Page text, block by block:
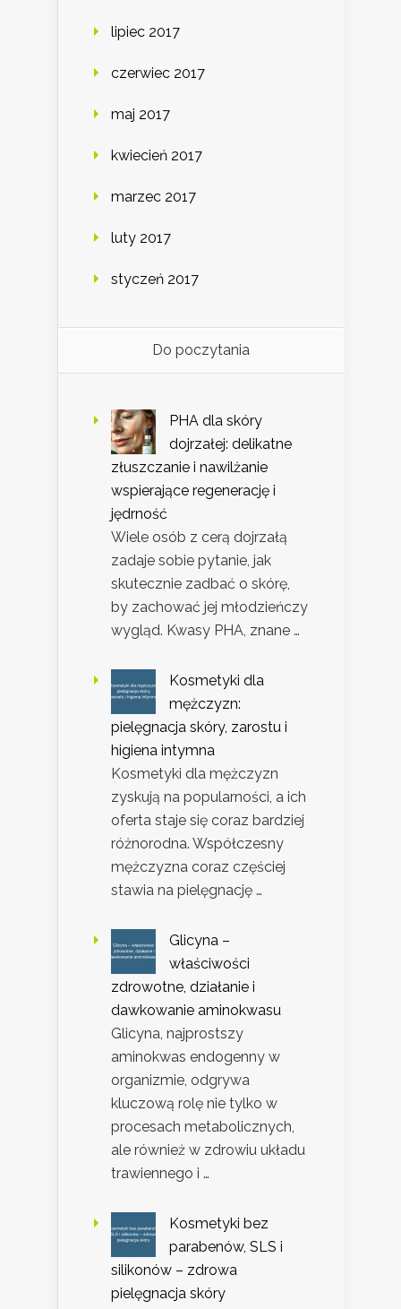
lipiec 2017
czerwiec 2017
maj 2017
kwiecień 2017
marzec 2017
luty 2017
styczeń 2017
Do poczytania
PHA dla skóry
dojrzałej: delikatne
złuszczanie i nawilżanie
wspierające regenerację i
jędrność
Wiele osób z cerą dojrzałą
zadaje sobie pytanie, jak
skutecznie zadbać o skórę,
by zachować jej młodzieńczy
wygląd. Kwasy PHA, znane …
Kosmetyki dla
mężczyzn:
pielęgnacja skóry, zarostu i
higiena intymna
Kosmetyki dla mężczyzn
zyskują na popularności, a ich
oferta staje się coraz bardziej
różnorodna. Współczesny
mężczyzna coraz częściej
stawia na pielęgnację …
Glicyna –
właściwości
zdrowotne, działanie i
dawkowanie aminokwasu
Glicyna, najprostszy
aminokwas endogenny w
organizmie, odgrywa
kluczową rolę nie tylko w
procesach metabolicznych,
ale również w zdrowiu układu
trawiennego i …
Kosmetyki bez
parabenów, SLS i
silikonów – zdrowa
pielęgnacja skóry